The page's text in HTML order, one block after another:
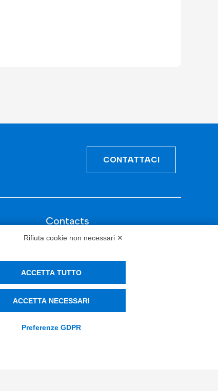
CONTATTACI
Contacts
Sede Legale: Corso Mazzini, 11 42015
Correggio (RE)
Rifiuta cookie non necessari ✕
ACCETTA TUTTO
ACCETTA NECESSARI
Preferenze GDPR